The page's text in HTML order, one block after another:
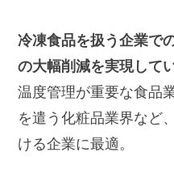
冷凍食品を扱う企業で
の大幅削減を実現して
温度管理が重要な食品
を遣う化粧品業界など
ける企業に最適。